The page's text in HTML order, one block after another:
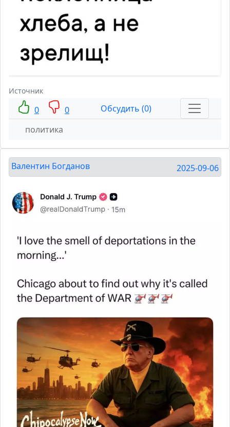
Источник
0 0
Обсудить (0)
политика
Валентин Богданов 2025-09-06